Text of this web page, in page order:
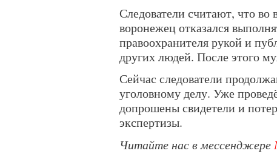
Следователи считают, что
воронежец отказался
правоохранителя рукой и
других людей. После этого
Сейчас следователи
уголовному делу. Уже
допрошены свидетели и
экспертизы.
Читайте нас в мессенджере